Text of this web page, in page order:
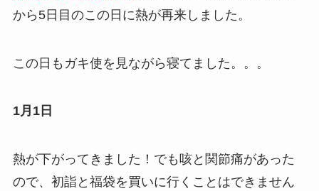
から5日目のこの日に熱が再来しました。
この日もガキ使を見ながら寝てました。。。
1月1日
熱が下がってきました！でも咳と関節痛があった
ので、初詣と福袋を買いに行くことはできません